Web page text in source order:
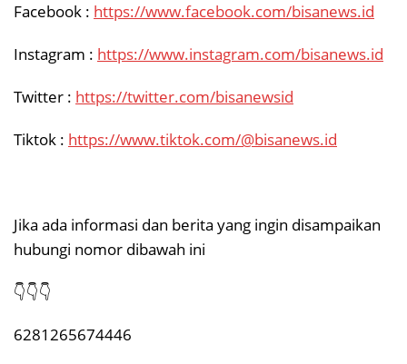
Facebook : https://www.facebook.com/bisanews.id
Instagram : https://www.instagram.com/bisanews.id
Twitter : https://twitter.com/bisanewsid
Tiktok : https://www.tiktok.com/@bisanews.id
Jika ada informasi dan berita yang ingin disampaikan
hubungi nomor dibawah ini
👇👇👇
6281265674446